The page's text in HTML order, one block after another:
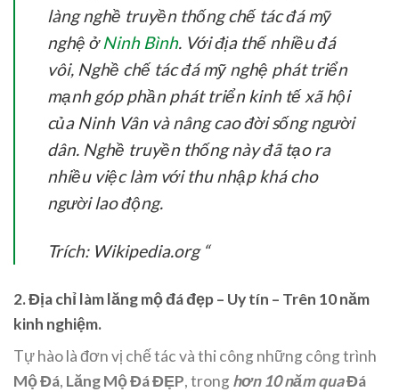
làng nghề truyền thống chế tác đá mỹ
nghệ ởNinh Bình. Với địa thế nhiều đá
vôi, Nghề chế tác đá mỹ nghệ phát triển
mạnh góp phần phát triển kinh tế xã hội
của Ninh Vân và nâng cao đời sống người
dân. Nghề truyền thống này đã tạo ra
nhiều việc làm với thu nhập khá cho
người lao động.
Trích: Wikipedia.org “
2. Địa chỉ làm lăng mộ đá đẹp – Uy tín – Trên 10 năm
kinh nghiệm.
Tự hào là đơn vị chế tác và thi công những công trình
Mộ Đá, Lăng Mộ Đá ĐẸP, tronghơn 10 năm quaĐá